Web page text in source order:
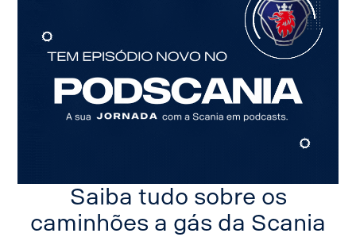
Saiba tudo sobre os
caminhões a gás da Scania